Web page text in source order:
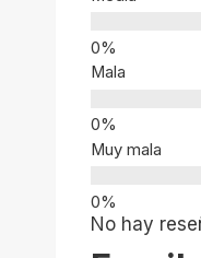
Mala
Muy mala
No hay